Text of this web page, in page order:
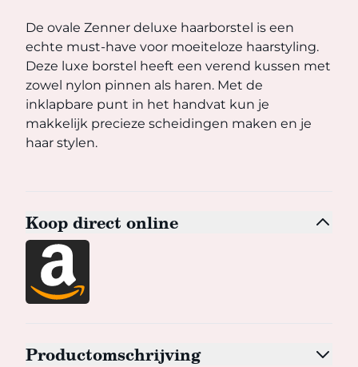
De ovale Zenner deluxe haarborstel is een echte
De ovale Zenner deluxe haarborstel is een
echte must-have voor moeiteloze haarstyling.
Deze luxe borstel heeft een verend kussen met
zowel nylon pinnen als haren. Met de
inklapbare punt in het handvat kun je
makkelijk precieze scheidingen maken en je
haar stylen.
Koop direct online
Productomschrijving